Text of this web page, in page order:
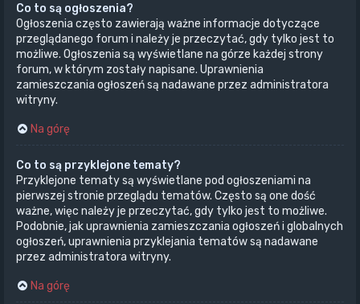
Co to są ogłoszenia?
Ogłoszenia często zawierają ważne informacje dotyczące
przeglądanego forum i należy je przeczytać, gdy tylko jest to
możliwe. Ogłoszenia są wyświetlane na górze każdej strony
forum, w którym zostały napisane. Uprawnienia
zamieszczania ogłoszeń są nadawane przez administratora
witryny.
Na górę
Co to są przyklejone tematy?
Przyklejone tematy są wyświetlane pod ogłoszeniami na
pierwszej stronie przeglądu tematów. Często są one dość
ważne, więc należy je przeczytać, gdy tylko jest to możliwe.
Podobnie, jak uprawnienia zamieszczania ogłoszeń i globalnych
ogłoszeń, uprawnienia przyklejania tematów są nadawane
przez administratora witryny.
Na górę